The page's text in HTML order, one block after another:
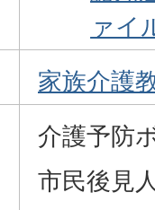
ァイ
家族介護
介護予防
市民後見